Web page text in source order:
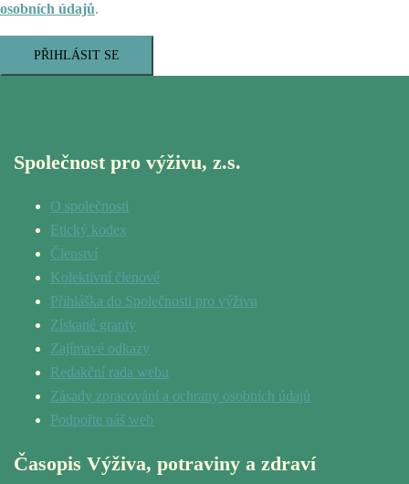
osobních údajů.
PŘIHLÁSIT SE
Společnost pro výživu, z.s.
O společnosti
Etický kodex
Členství
Kolektivní členové
Přihláška do Společnosti pro výživu
Získané granty
Zajímavé odkazy
Redakční rada webu
Zásady zpracování a ochrany osobních údajů
Podpořte náš web
Časopis Výživa, potraviny a zdraví